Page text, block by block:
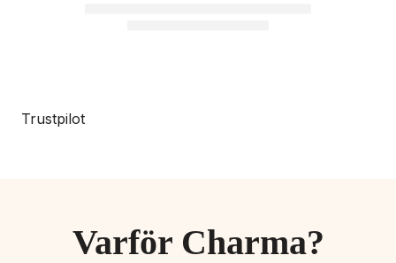
Trustpilot
Varför Charma?